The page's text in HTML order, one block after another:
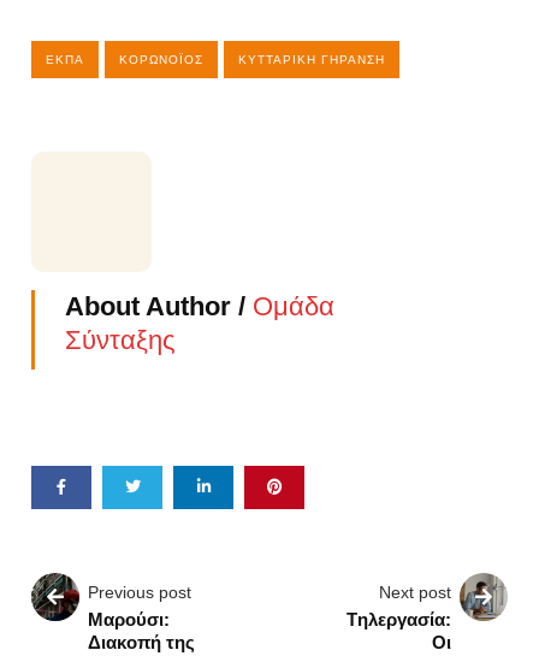
ΕΚΠΑ ΚΟΡΩΝΟΪΌΣ ΚΥΤΤΑΡΙΚΉ ΓΉΡΑΝΣΗ
About Author / Ομάδα
Σύνταξης
Previous post
Μαρούσι:
Διακοπή της
Next post
Tηλεργασία:
Οι